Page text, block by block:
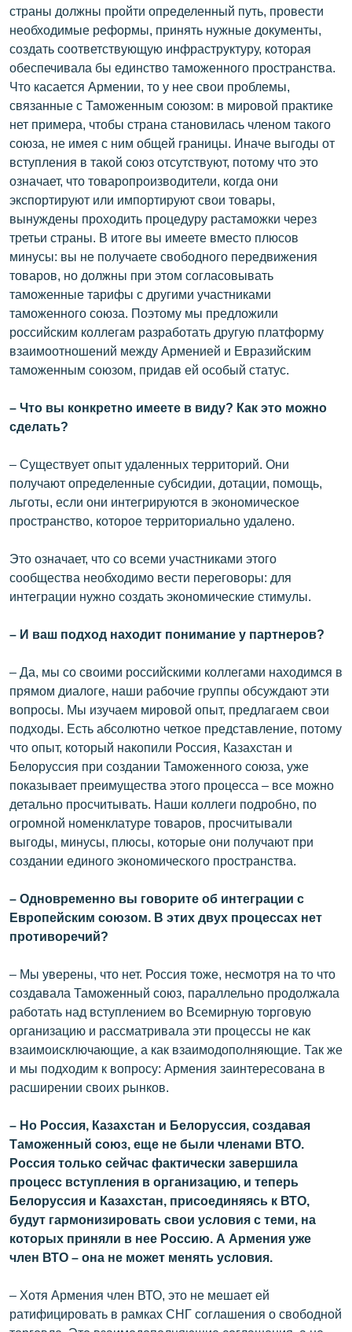
страны должны пройти определенный путь, провести
необходимые реформы, принять нужные документы,
создать соответствующую инфраструктуру, которая
обеспечивала бы единство таможенного пространства.
Что касается Армении, то у нее свои проблемы,
связанные с Таможенным союзом: в мировой практике
нет примера, чтобы страна становилась членом такого
союза, не имея с ним общей границы. Иначе выгоды от
вступления в такой союз отсутствуют, потому что это
означает, что товаропроизводители, когда они
экспортируют или импортируют свои товары,
вынуждены проходить процедуру растаможки через
третьи страны. В итоге вы имеете вместо плюсов
минусы: вы не получаете свободного передвижения
товаров, но должны при этом согласовывать
таможенные тарифы с другими участниками
таможенного союза. Поэтому мы предложили
российским коллегам разработать другую платформу
взаимоотношений между Арменией и Евразийским
таможенным союзом, придав ей особый статус.
– Что вы конкретно имеете в виду? Как это можно
сделать?
– Существует опыт удаленных территорий. Они
получают определенные субсидии, дотации, помощь,
льготы, если они интегрируются в экономическое
пространство, которое территориально удалено.
Это означает, что со всеми участниками этого
сообщества необходимо вести переговоры: для
интеграции нужно создать экономические стимулы.
– И ваш подход находит понимание у партнеров?
– Да, мы со своими российскими коллегами находимся в
прямом диалоге, наши рабочие группы обсуждают эти
вопросы. Мы изучаем мировой опыт, предлагаем свои
подходы. Есть абсолютно четкое представление, потому
что опыт, который накопили Россия, Казахстан и
Белоруссия при создании Таможенного союза, уже
показывает преимущества этого процесса – все можно
детально просчитывать. Наши коллеги подробно, по
огромной номенклатуре товаров, просчитывали
выгоды, минусы, плюсы, которые они получают при
создании единого экономического пространства.
– Одновременно вы говорите об интеграции с
Европейским союзом. В этих двух процессах нет
противоречий?
– Мы уверены, что нет. Россия тоже, несмотря на то что
создавала Таможенный союз, параллельно продолжала
работать над вступлением во Всемирную торговую
организацию и рассматривала эти процессы не как
взаимоисключающие, а как взаимодополняющие. Так же
и мы подходим к вопросу: Армения заинтересована в
расширении своих рынков.
– Но Россия, Казахстан и Белоруссия, создавая
Таможенный союз, еще не были членами ВТО.
Россия только сейчас фактически завершила
процесс вступления в организацию, и теперь
Белоруссия и Казахстан, присоединяясь к ВТО,
будут гармонизировать свои условия с теми, на
которых приняли в нее Россию. А Армения уже
член ВТО – она не может менять условия.
– Хотя Армения член ВТО, это не мешает ей
ратифицировать в рамках СНГ соглашения о свободной